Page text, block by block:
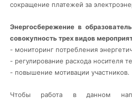
сокращение платежей за
Энергосбережение в
совокупность трех видов
- мониторинг потребления
- регулирование расхода носителя
- повышение мотивации участников.
Чтобы работа в данном